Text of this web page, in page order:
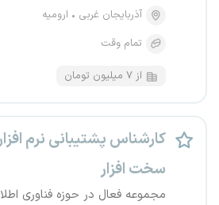
آذربایجان غربی
ارومیه
تمام وقت
از ۷ میلیون تومان
کارشناس پشتیبانی نرم
سخت افزار
مجموعه فعال در حوزه فناوری